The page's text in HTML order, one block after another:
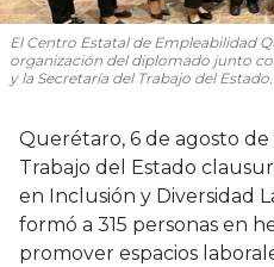
El Centro Estatal de Empleabilidad
organización del diplomado junto
y la Secretaría del Trabajo del Estado.
Querétaro, 6 de agosto de
Trabajo del Estado
en Inclusión y Diversidad
formó a 315 personas en
promover espacios